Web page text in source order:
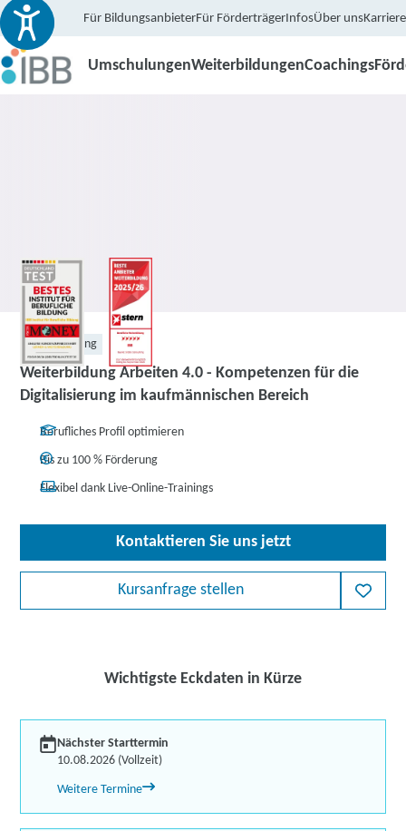
Für BildungsanbieterFür FörderträgerInfosÜber unsKarriere
UmschulungenWeiterbildungenCoachings
Weiterbildung
Weiterbildung Arbeiten 4.0 - Kompetenzen für die
Digitalisierung im kaufmännischen Bereich
Berufliches Profil optimieren
Bis zu 100 % Förderung
Flexibel dank Live-Online-Trainings
Kontaktieren Sie uns jetzt
Kursanfrage stellen
Wichtigste Eckdaten in Kürze
Nächster Starttermin
10.08.2026 (Vollzeit)
Weitere Termine